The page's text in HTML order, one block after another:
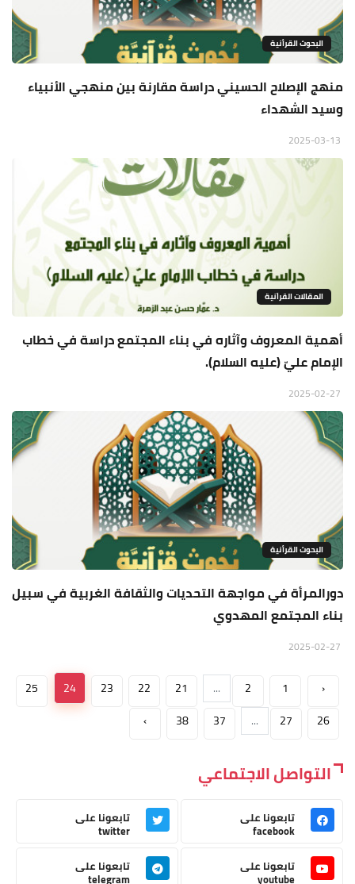
البحوث القرأنية
منهج الإصلاح الحسيني دراسة مقارنة بين منهجي الأنبياء
وسيد الشهداء
المقالات القراَنية
أهمية المعروف وآثاره في بناء المجتمع دراسة في خطاب
الإمام عليّ (عليه السلام).
البحوث القرأنية
دورالمرأة في مواجهة التحدیات والثقافة الغربیة في سبیل
بناء المجتمع المهدوي
‹
1
2
...
21
22
23
24
25
26
27
...
37
38
›
التواصل الاجتماعي
تابعونا على
facebook
تابعونا على
twitter
تابعونا على
youtube
تابعونا على
telegram